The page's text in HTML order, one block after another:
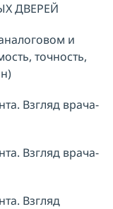
ДВЕРЕЙ
и
точность,
Взгляд врача-
Взгляд врача-
Взгляд